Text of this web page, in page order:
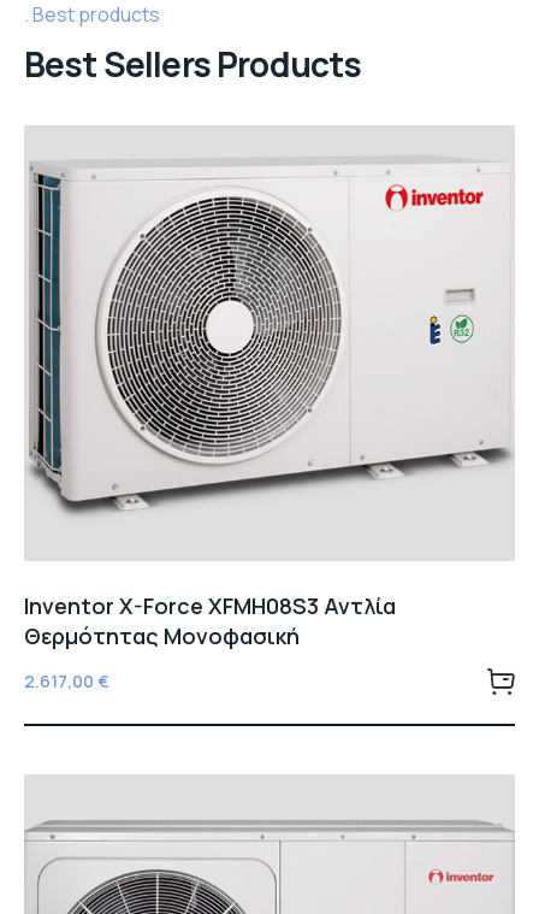
Best products
Best Sellers Products
Inventor X-Force XFMH08S3 Αντλία
Θερμότητας Μονοφασική
2.617,00 €